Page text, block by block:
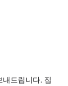
드립니다. 집